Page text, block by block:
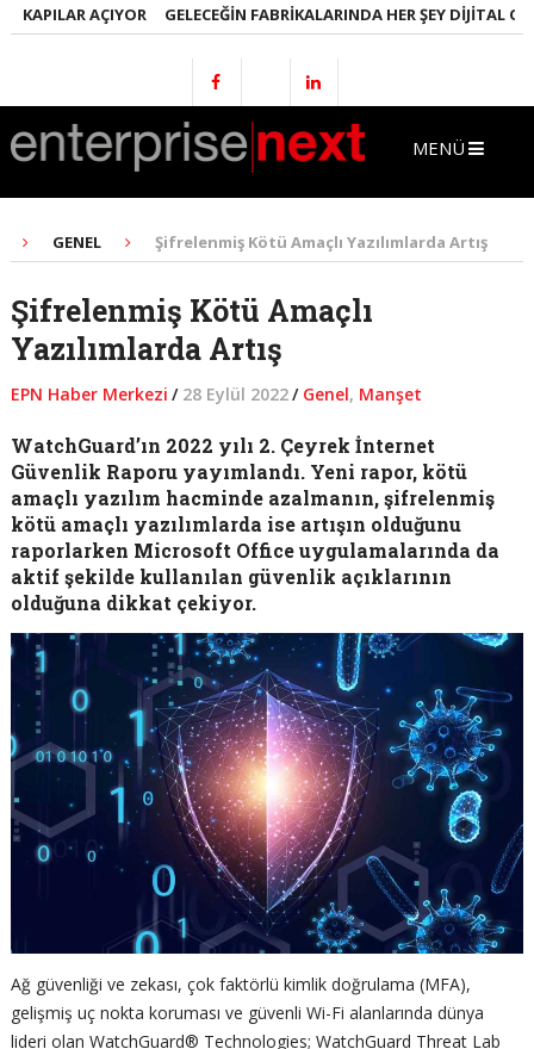
AÇIYOR GELECEĞIN FABRIKALARINDA HER ŞEY DIJITAL
MENÜ
GENEL Şifrelenmiş Kötü Amaçlı Yazılımlarda Artış
Şifrelenmiş Kötü Amaçlı
Yazılımlarda Artış
EPN Haber Merkezi / 28 Eylül 2022/ Genel, Manşet
WatchGuard’ın 2022 yılı 2. Çeyrek İnternet
Güvenlik Raporu yayımlandı. Yeni rapor, kötü
amaçlı yazılım hacminde azalmanın, şifrelenmiş
kötü amaçlı yazılımlarda ise artışın olduğunu
raporlarken Microsoft Office uygulamalarında da
aktif şekilde kullanılan güvenlik açıklarının
olduğuna dikkat çekiyor.
Ağ güvenliği ve zekası, çok faktörlü kimlik doğrulama (MFA),
gelişmiş uç nokta koruması ve güvenli Wi-Fi alanlarında dünya
lideri olan WatchGuard® Technologies; WatchGuard Threat Lab